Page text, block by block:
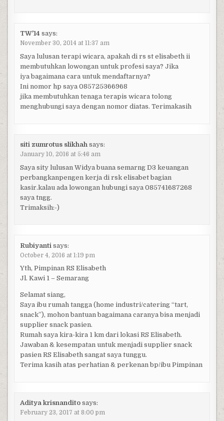
TW'14 says:
November 30, 2014 at 11:37 am
Saya lulusan terapi wicara, apakah di rs st elisabeth ii
membutuhkan lowongan untuk profesi saya? Jika
iya bagaimana cara untuk mendaftarnya?
Ini nomor hp saya 085725366968
jika membutuhkan tenaga terapis wicara tolong
menghubungi saya dengan nomor diatas. Terimakasih
siti zumrotus slikhah says:
January 10, 2016 at 5:46 am
Saya sity lulusan Widya buana semarng D3 keuangan
perbangkanpengen kerja di rsk elisabet bagian
kasir.kalau ada lowongan hubungi saya 085741687268
saya tngg.
Trimaksih:-)
Rubiyanti says:
October 4, 2016 at 1:19 pm
Yth, Pimpinan RS Elisabeth
Jl. Kawi 1 – Semarang
Selamat siang,
Saya ibu rumah tangga (home industri/catering “tart,
snack”), mohon bantuan bagaimana caranya bisa menjadi
supplier snack pasien.
Rumah saya kira-kira 1 km dari lokasi RS Elisabeth.
Jawaban & kesempatan untuk menjadi supplier snack
pasien RS Elisabeth sangat saya tunggu.
Terima kasih atas perhatian & perkenan bp/ibu Pimpinan
Aditya krisnandito says:
February 23, 2017 at 8:00 pm